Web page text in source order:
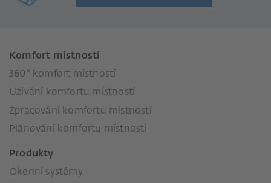
Komfort místností
360° komfort místností
Užívání komfortu místností
Zpracování komfortu místností
Plánování komfortu místností
Produkty
Okenní systémy